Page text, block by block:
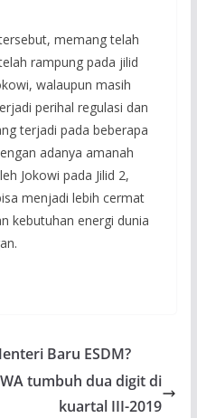
memang telah
rampung pada jilid
walaupun masih
perihal regulasi dan
terjadi pada beberapa
adanya amanah
Jokowi pada Jilid 2,
menjadi lebih cermat
kebutuhan energi dunia
Baru ESDM?
tumbuh dua digit di
kuartal III-2019